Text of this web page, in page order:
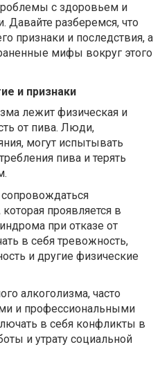
с здоровьем и
разберемся, что
признаки и последствия, а
мифы вокруг этого
и признаки
лежит физическая и
от пива. Люди,
могут испытывать
пива и терять
проявляется в
при отказе от
в себя тревожность,
и другие физические
алкоголизма, часто
и профессиональными
в себя конфликты в
и утрату социальной